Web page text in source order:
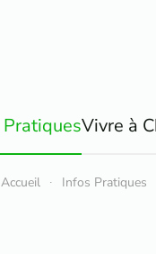
Vivre à
Accueil Infos Pratiques